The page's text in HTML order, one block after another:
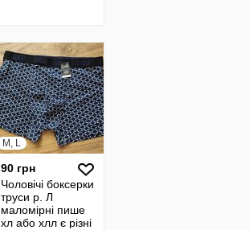
M, L
90 грн
Чоловічі боксерки
труси р. Л
маломірні пише
хл або хлл є різні